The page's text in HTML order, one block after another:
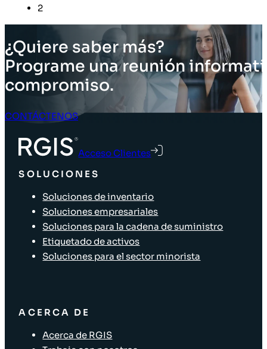
2
¿Quiere saber más?
Programe una reunión
compromiso.
CONTÁCTENOS
Acceso Clientes
SOLUCIONES
Soluciones de inventario
Soluciones empresariales
Soluciones para la cadena de suministro
Etiquetado de activos
Soluciones para el sector minorista
ACERCA DE
Acerca de RGIS